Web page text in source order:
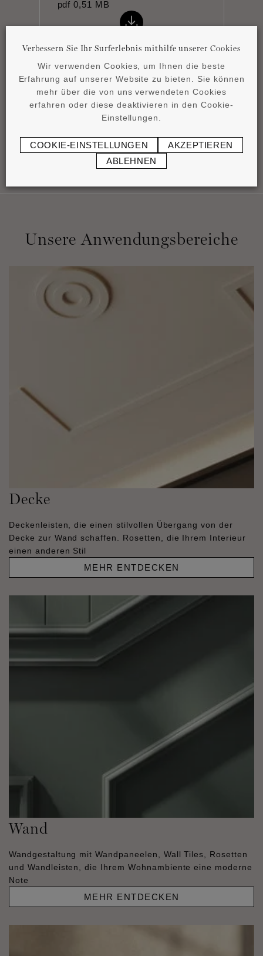
pdf 0,51 MB
Product overview
pdf 4,15 MB
Unsere Anwendungsbereiche
Decke
Deckenleisten, die einen stilvollen Übergang von der
Decke zur Wand schaffen. Rosetten, die Ihrem Interieur
einen anderen Stil
MEHR ENTDECKEN
Wand
Wandgestaltung mit Wandpaneelen, Wall Tiles, Rosetten
und Wandleisten, die Ihrem Wohnambiente eine moderne
Note
MEHR ENTDECKEN
Verbessern Sie Ihr Surferlebnis mithilfe unserer Cookies
Wir verwenden Cookies, um Ihnen die beste
Erfahrung auf unserer Website zu bieten. Sie können
mehr über die von uns verwendeten Cookies
erfahren oder diese deaktivieren in den Cookie-
Einstellungen.
COOKIE-EINSTELLUNGEN
AKZEPTIEREN
ABLEHNEN